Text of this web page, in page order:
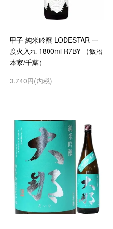
甲子 純米吟醸 LODESTAR 一
度火入れ 1800ml R7BY （飯沼
本家/千葉）
3,740円(内税)